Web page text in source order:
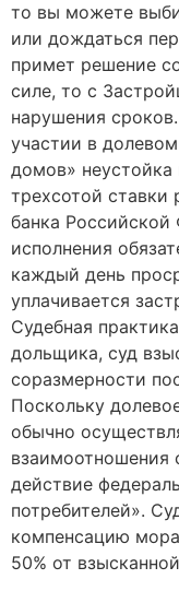
то вы можете
или дождаться
примет решение
силе, то с
нарушения
участии в
домов» неустойка
трехсотой ставки
банка
исполнения
каждый день
уплачивается
Судебная
дольщика, суд
соразмерности
Поскольку
обычно
действие
потребителей».
компенсацию
50% от